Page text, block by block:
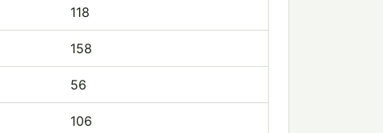
118
158
56
106